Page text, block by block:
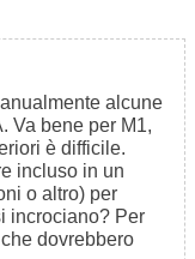
alcune
Va bene per M1,
è difficile.
incluso in un
o altro) per
incrociano? Per
dovrebbero